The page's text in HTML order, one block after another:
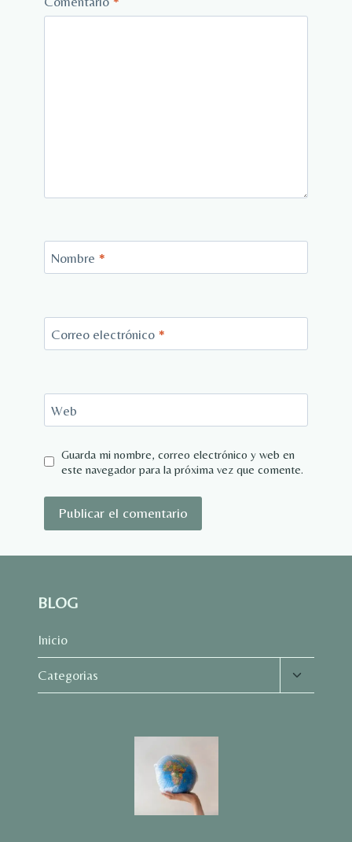
Nombre *
Correo electrónico *
Web
Guarda mi nombre, correo electrónico y web en
este navegador para la próxima vez que comente.
BLOG
Inicio
Categorias
Alternar
menú